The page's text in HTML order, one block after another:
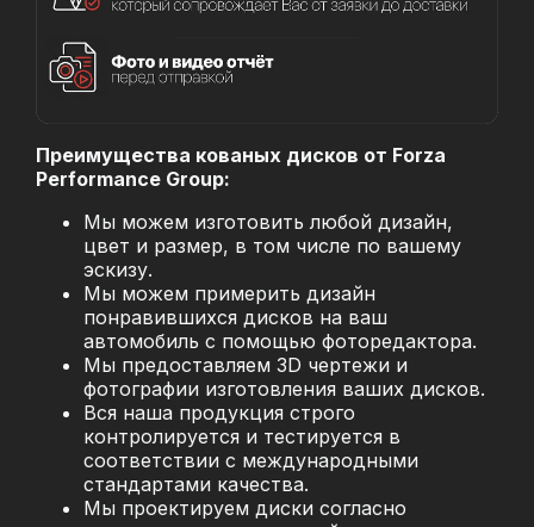
Преимущества кованых дисков от Forza
Performance Group:
Мы можем изготовить любой дизайн,
цвет и размер, в том числе по вашему
эскизу.
Мы можем примерить дизайн
понравившихся дисков на ваш
автомобиль с помощью фоторедактора.
Мы предоставляем 3D чертежи и
фотографии изготовления ваших дисков.
Вся наша продукция строго
контролируется и тестируется в
соответствии с международными
стандартами качества.
Мы проектируем диски согласно